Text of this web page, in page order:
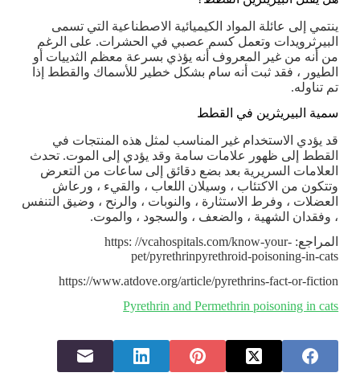
ينتمي إلى عائلة المواد الكيميائية الاصطناعية التي تسمى
البيرثرويدات وتعمل كسم عصبي في الحشرات. على الرغم
من أنه من غير المعروف أنه يؤذي بسرعة معظم الثدييات أو
الطيور ، فقد ثبت أنه سام بشكل خطير للأسماك والقطط إذا
تم تناوله.
سمية البيريثرين في القطط
قد يؤدي الاستخدام غير المناسب لمثل هذه المنتجات في
القطط إلى ظهور علامات سامة وقد يؤدي إلى الموت. تحدث
العلامات السريرية بعد بضع دقائق إلى ساعات من التعرض
وتتكون من الاكتئاب ، وسيلان اللعاب ، والقيء ، ورعاش
العضلات ، وفرط الاستثارة ، والنوبات ، والرنح ، وضيق التنفس
، وفقدان الشهية ، والضعف ، والسجود ، والموت.
المراجع: https: //vcahospitals.com/know-your-
pet/pyrethrinpyrethroid-poisoning-in-cats
https://www.atdove.org/article/pyrethrins-fact-or-fiction
Pyrethrin and Permethrin poisoning in cats